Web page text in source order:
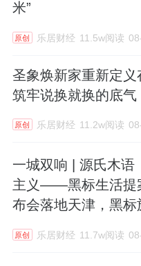
米”
原创 乐居财经 11.5w阅读
圣象焕新家重新定义
筑牢说换就换的底气
原创 乐居财经 11.2w阅读
一城双响 | 源氏木语
主义——黑标生活提
布会落地天津，黑标
原创 乐居财经 11.7w阅读